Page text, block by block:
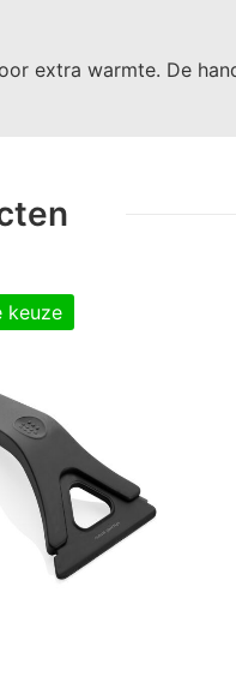
extra warmte. De
keuze